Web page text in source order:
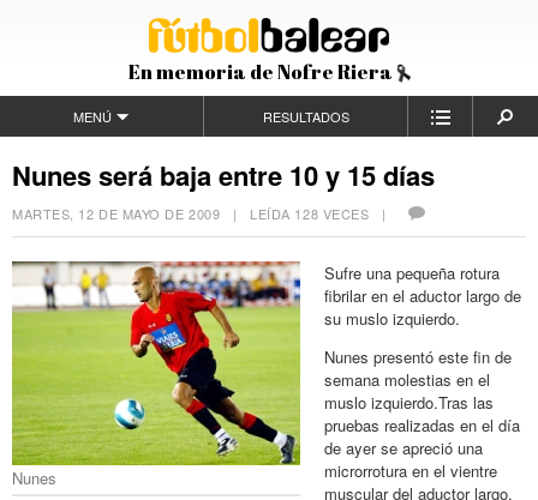
En memoria de Nofre Riera
MENÚ RESULTADOS
Nunes será baja entre 10 y 15 días
MARTES, 12 DE MAYO DE 2009 | LEÍDA 128 VECES |
Nunes
Sufre una pequeña rotura
fibrilar en el aductor largo de
su muslo izquierdo.
Nunes presentó este fin de
semana molestias en el
muslo izquierdo.Tras las
pruebas realizadas en el día
de ayer se apreció una
microrrotura en el vientre
muscular del aductor largo.